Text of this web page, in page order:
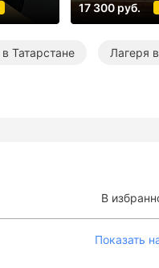
В
Показать
17 300 руб.
Татарстане Лагеря